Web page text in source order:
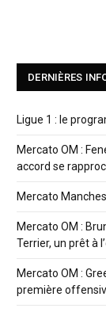
DERNIÈRES
Ligue 1 : le
Mercato OM :
accord se
Mercato
Mercato OM :
Terrier, un prêt à
Mercato OM :
première